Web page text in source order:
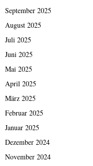
September 2025
August 2025
Juli 2025
Juni 2025
Mai 2025
April 2025
März 2025
Februar 2025
Januar 2025
Dezember 2024
November 2024